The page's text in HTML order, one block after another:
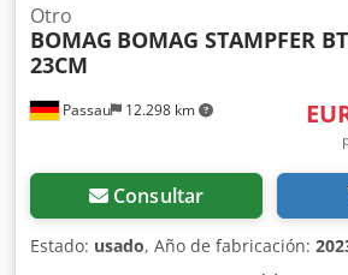
Passau 12.298 km
Otro
BOMAG BOMAG STAMPFER
23CM
Consultar
Estado: usado, Año de fabricación: